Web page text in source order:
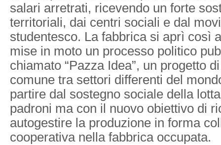
salari arretrati, ricevendo un forte
territoriali, dai centri sociali e dal
studentesco. La fabbrica si aprì così
mise in moto un processo politico
chiamato “Pazza Idea”, un progetto
comune tra settori differenti del
partire dal sostegno sociale della
padroni ma con il nuovo obiettivo di
autogestire la produzione in forma
cooperativa nella fabbrica occupata.